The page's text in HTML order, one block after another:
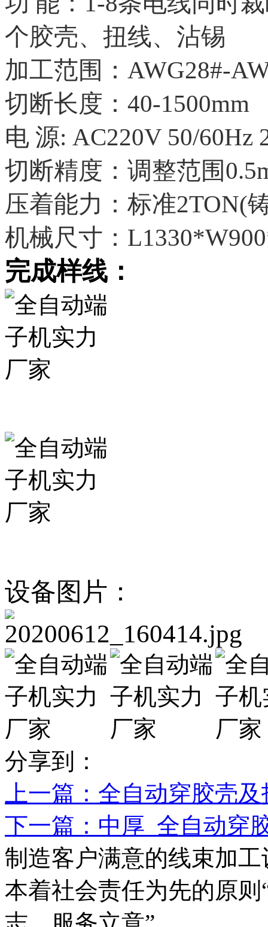
个胶壳、扭线、沾锡
加工范围：AWG28#-
切断长度：40-1500mm
电 源: AC220V 50/60Hz
切断精度：调整范围
压着能力：标准2TON(
机械尺寸：
完成样线：
设备图片：
分享到：
上一篇 ：全自动穿胶壳
下一篇 ：中厚_全自动穿
制造客户满意的线束加工
本着社会责任为先的原